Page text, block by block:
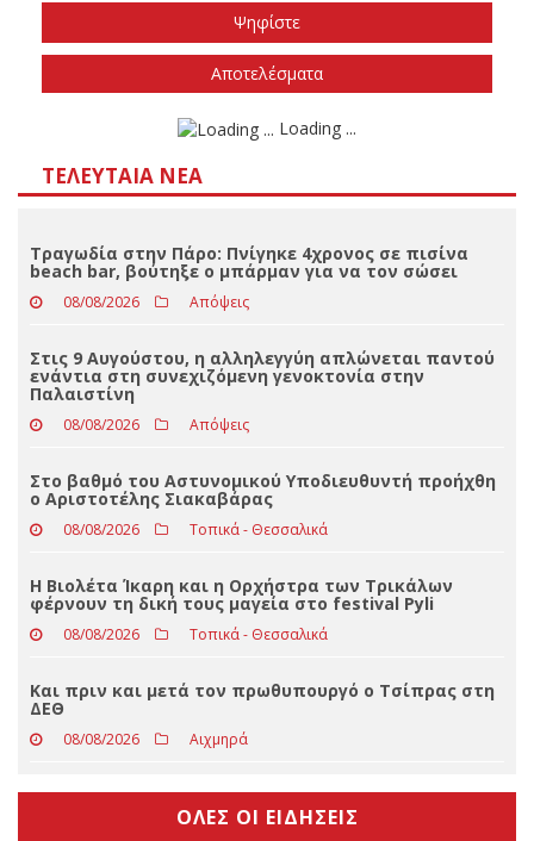
Το φθινόπωρο του 2026
Την άνοιξη του 2027
Δεν ξέρω/δεν απαντώ
ΤΕΛΕΥΤΑΊΑ ΝΈΑ
Τραγωδία στην Πάρο: Πνίγηκε 4χρονος σε πισίνα
beach bar, βούτηξε ο μπάρμαν για να τον σώσει
08/08/2026
ενάντια στη συνεχιζόμενη γενοκτονία στην
Παλαιστίνη
08/08/2026 Απόψεις
Στο βαθμό του Αστυνομικού Υποδιευθυντή προήχθη
ο Αριστοτέλης Σιακαβάρας
08/08/2026 Τοπικά - Θεσσαλικά
Η Βιολέτα Ίκαρη και η Ορχήστρα των Τρικάλων
φέρνουν τη δική τους μαγεία στο festival Pyli
08/08/2026 Τοπικά - Θεσσαλικά
Και πριν και μετά τον πρωθυπουργό ο Τσίπρας στη